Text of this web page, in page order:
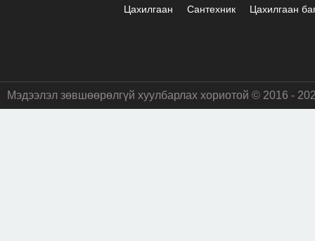
Цахилгаан Сантехник Цахилгаан
Мэдээлэл зөвшөөрөлгүй хуулбарлах хориотой © 2016 -